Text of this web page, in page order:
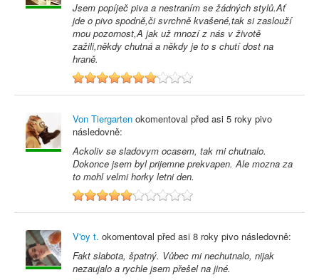
Jsem popíječ piva a nestraním se žádných stylů.Ať
jde o pivo spodně,či svrchně kvašené,tak si zaslouží
mou pozornost,A jak už mnozí z nás v životě
zažili,někdy chutná a někdy je to s chutí dost na
hraně.
7
Von Tiergarten okomentoval před asi 5 roky pivo
následovně:
Ackoliv se sladovym ocasem, tak mi chutnalo.
Dokonce jsem byl prijemne prekvapen. Ale mozna za
to mohl velmi horky letni den.
5
V'oy t. okomentoval před asi 8 roky pivo následovně:
Fakt slabota, špatný. Vůbec mi nechutnalo, nijak
nezaujalo a rychle jsem přešel na jiné.